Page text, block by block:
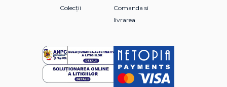
Colecții
Comanda si
livrarea